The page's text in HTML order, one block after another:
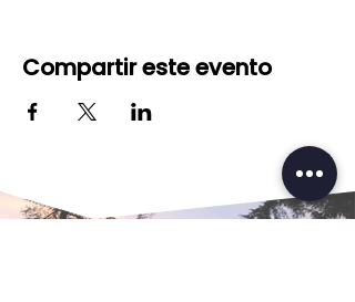
Compartir este evento